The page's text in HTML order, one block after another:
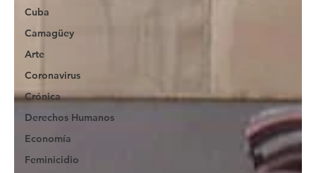
Cuba
Camagüey
Arte
Coronavirus
Crónica
Derechos Humanos
Economía
Feminicidio